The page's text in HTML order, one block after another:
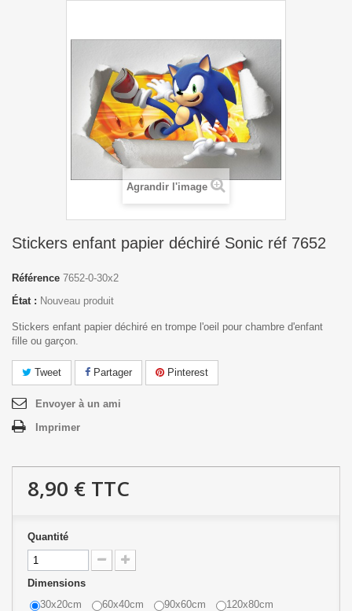
Agrandir l'image
Stickers enfant papier déchiré Sonic réf 7652
Référence 7652-0-30x2
État : Nouveau produit
Stickers enfant papier déchiré en trompe l'oeil pour chambre d'enfant
fille ou garçon.
Tweet Partager Pinterest
Envoyer à un ami
Imprimer
8,90 € TTC
Quantité
Dimensions
30x20cm
60x40cm 90x60cm 120x80cm